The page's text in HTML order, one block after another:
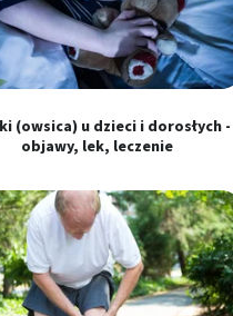
(owsica) u dzieci i dorosłych -
objawy, lek, leczenie